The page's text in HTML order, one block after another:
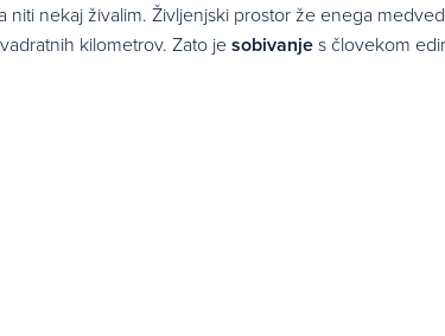
nekaj živalim. Življenjski prostor že enega
kilometrov. Zato jesobivanjes človekom